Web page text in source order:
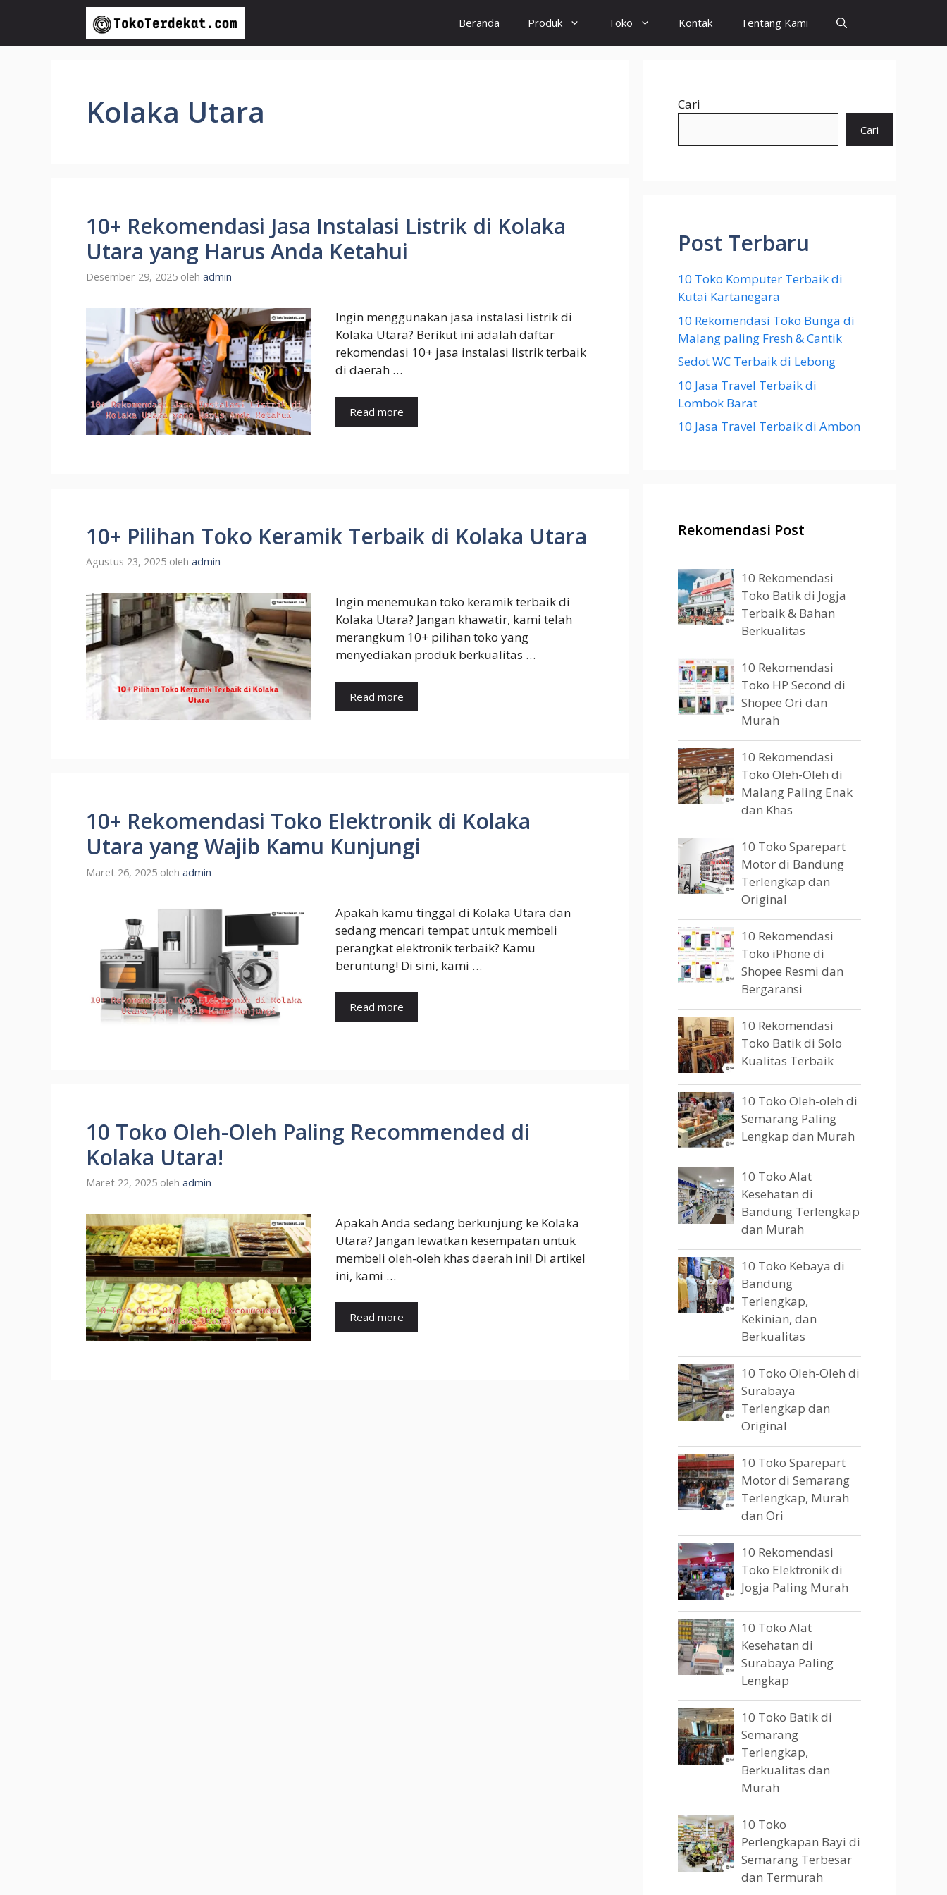
isi
Beranda Produk Toko Kontak Tentang Kami
Kolaka Utara
10+ Rekomendasi Jasa Instalasi Listrik di Kolaka
Utara yang Harus Anda Ketahui
Desember 29, 2025 oleh admin
Ingin menggunakan jasa instalasi listrik di
Kolaka Utara? Berikut ini adalah daftar
rekomendasi 10+ jasa instalasi listrik terbaik
di daerah …
Read more
10+ Pilihan Toko Keramik Terbaik di Kolaka Utara
Agustus 23, 2025 oleh admin
Ingin menemukan toko keramik terbaik di
Kolaka Utara? Jangan khawatir, kami telah
merangkum 10+ pilihan toko yang
menyediakan produk berkualitas …
Read more
10+ Rekomendasi Toko Elektronik di Kolaka
Utara yang Wajib Kamu Kunjungi
Maret 26, 2025 oleh admin
Apakah kamu tinggal di Kolaka Utara dan
sedang mencari tempat untuk membeli
perangkat elektronik terbaik? Kamu
beruntung! Di sini, kami …
Read more
10 Toko Oleh-Oleh Paling Recommended di
Kolaka Utara!
Maret 22, 2025 oleh admin
Apakah Anda sedang berkunjung ke Kolaka
Utara? Jangan lewatkan kesempatan untuk
membeli oleh-oleh khas daerah ini! Di artikel
ini, kami …
Read more
Cari
Cari
Post Terbaru
10 Toko Komputer Terbaik di
Kutai Kartanegara
10 Rekomendasi Toko Bunga di
Malang paling Fresh & Cantik
Sedot WC Terbaik di Lebong
10 Jasa Travel Terbaik di
Lombok Barat
10 Jasa Travel Terbaik di Ambon
Rekomendasi Post
10 Rekomendasi
Toko Batik di Jogja
Terbaik & Bahan
Berkualitas
10 Rekomendasi
Toko HP Second di
Shopee Ori dan
Murah
10 Rekomendasi
Toko Oleh-Oleh di
Malang Paling Enak
dan Khas
10 Toko Sparepart
Motor di Bandung
Terlengkap dan
Original
10 Rekomendasi
Toko iPhone di
Shopee Resmi dan
Bergaransi
10 Rekomendasi
Toko Batik di Solo
Kualitas Terbaik
10 Toko Oleh-oleh di
Semarang Paling
Lengkap dan Murah
10 Toko Alat
Kesehatan di
Bandung Terlengkap
dan Murah
10 Toko Kebaya di
Bandung
Terlengkap,
Kekinian, dan
Berkualitas
10 Toko Oleh-Oleh di
Surabaya
Terlengkap dan
Original
10 Toko Sparepart
Motor di Semarang
Terlengkap, Murah
dan Ori
10 Rekomendasi
Toko Elektronik di
Jogja Paling Murah
10 Toko Alat
Kesehatan di
Surabaya Paling
Lengkap
10 Toko Batik di
Semarang
Terlengkap,
Berkualitas dan
Murah
10 Toko
Perlengkapan Bayi di
Semarang Terbesar
dan Termurah